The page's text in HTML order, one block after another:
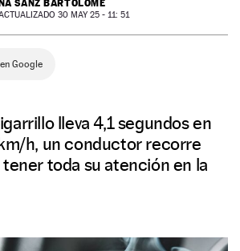
SANZ BARTOLOMÉ
30 MAY 25 - 11: 51
Google
lleva 4,1 segundos en
h, un conductor recorre
toda su atención en la